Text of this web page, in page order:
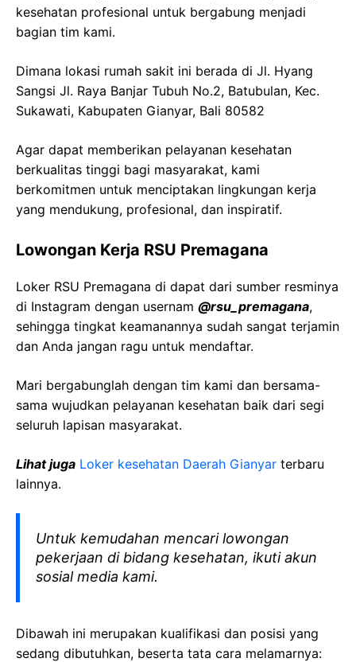
kesehatan profesional untuk bergabung menjadi
bagian tim kami.
Dimana lokasi rumah sakit ini berada di Jl. Hyang
Sangsi Jl. Raya Banjar Tubuh No.2, Batubulan, Kec.
Sukawati, Kabupaten Gianyar, Bali 80582
Agar dapat memberikan pelayanan kesehatan
berkualitas tinggi bagi masyarakat, kami
berkomitmen untuk menciptakan lingkungan kerja
yang mendukung, profesional, dan inspiratif.
Lowongan Kerja RSU Premagana
Loker RSU Premagana di dapat dari sumber resminya
di Instagram dengan usernam @rsu_premagana,
sehingga tingkat keamanannya sudah sangat terjamin
dan Anda jangan ragu untuk mendaftar.
Mari bergabunglah dengan tim kami dan bersama-
sama wujudkan pelayanan kesehatan baik dari segi
seluruh lapisan masyarakat.
Lihat juga Loker kesehatan Daerah Gianyar terbaru
lainnya.
Untuk kemudahan mencari lowongan
pekerjaan di bidang kesehatan, ikuti akun
sosial media kami.
Dibawah ini merupakan kualifikasi dan posisi yang
sedang dibutuhkan, beserta tata cara melamarnya: